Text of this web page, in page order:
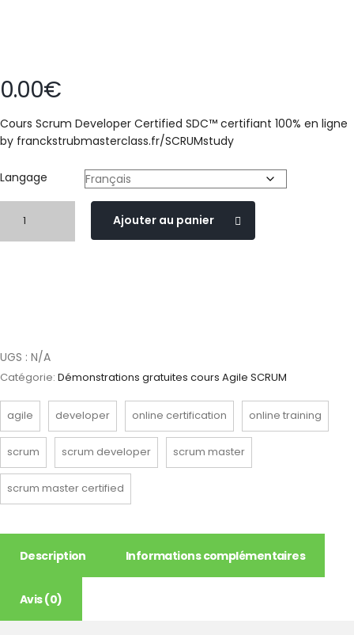
0.00€
Cours Scrum Developer Certified SDC™ certifiant 100% en ligne
by franckstrubmasterclass.fr/SCRUMstudy
Langage
Ajouter au panier
UGS : N/A
Catégorie: Démonstrations gratuites cours Agile SCRUM
agile developer online certification online training
scrum scrum developer scrum master
scrum master certified
Description Informations complémentaires
Avis (0)